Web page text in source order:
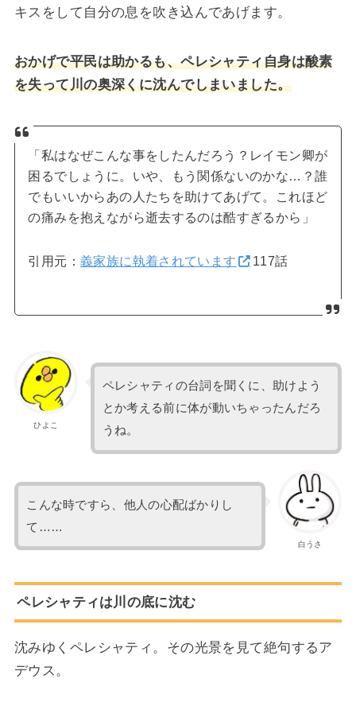
キスをして自分の息を吹き込んであげます。
おかげで平民は助かるも、ペレシャティ自身は酸素
を失って川の奥深くに沈んでしまいました。
「私はなぜこんな事をしたんだろう？レイモン卿が
困るでしょうに。いや、もう関係ないのかな…？誰
でもいいからあの人たちを助けてあげて。これほど
の痛みを抱えながら逝去するのは酷すぎるから」
引用元： 義家族に執着されています 117話
ひよこ
ペレシャティの台詞を聞くに、助けよう
とか考える前に体が動いちゃったんだろ
うね。
白うさ
こんな時ですら、他人の心配ばかりし
て……
ペレシャティは川の底に沈む
沈みゆくペレシャティ。その光景を見て絶句するア
デウス。